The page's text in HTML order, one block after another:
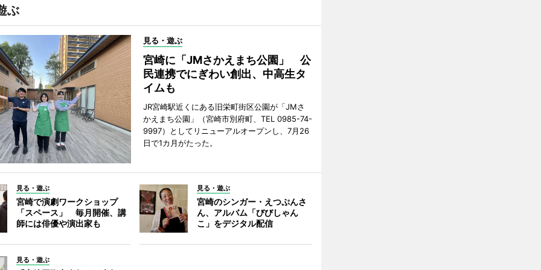
ぶ
見る・遊ぶ
宮崎に「JMさかえまち公園」 公
民連携でにぎわい創出、中高生タ
イムも
JR宮崎駅近くにある旧栄町街区公園が「JMさ
かえまち公園」（宮崎市別府町、TEL 0985-74-
9997）としてリニューアルオープンし、7月26
日で1カ月がたった。
見る・遊ぶ
宮崎で演劇ワークショップ
「スペース」 毎月開催、講
師には俳優や演出家も
見る・遊ぶ
宮崎のシンガー・えつぷんさ
ん、アルバム「びびしゃん
こ」をデジタル配信
見る・遊ぶ